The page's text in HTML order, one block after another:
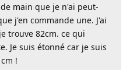
main que je n'ai peut-
j'en commande une. J'ai
trouve 82cm. ce qui
Je suis étonné car je suis
!